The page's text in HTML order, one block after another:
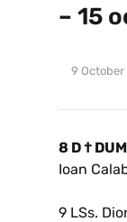
– 15
9
8 D †
Ioan
9 LSs.